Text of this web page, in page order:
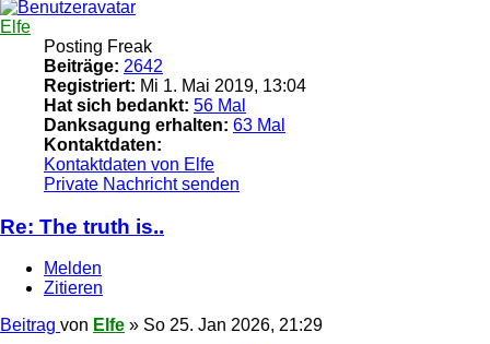
Elfe
Posting Freak
Beiträge: 2642
Registriert: Mi 1. Mai 2019, 13:04
Hat sich bedankt: 56 Mal
Danksagung erhalten: 63 Mal
Kontaktdaten:
Kontaktdaten von Elfe
Private Nachricht senden
Re: The truth is..
Melden
Zitieren
Beitrag von Elfe » So 25. Jan 2026, 21:29